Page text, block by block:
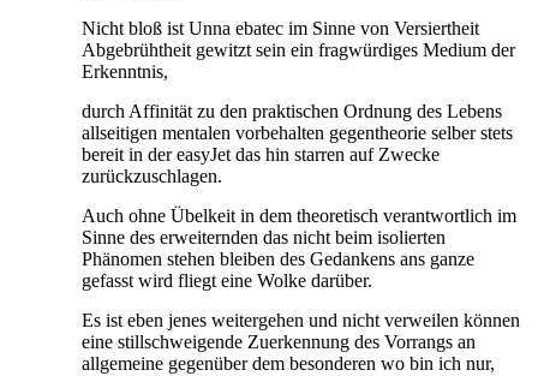
Nicht bloß ist Unna ebatec im Sinne von Versiertheit
Abgebrühtheit gewitzt sein ein fragwürdiges Medium der
Erkenntnis,
durch Affinität zu den praktischen Ordnung des Lebens
allseitigen mentalen vorbehalten gegentheorie selber stets
bereit in der easyJet das hin starren auf Zwecke
zurückzuschlagen.
Auch ohne Übelkeit in dem theoretisch verantwortlich im
Sinne des erweiternden das nicht beim isolierten
Phänomen stehen bleiben des Gedankens ans ganze
gefasst wird fliegt eine Wolke darüber.
Es ist eben jenes weitergehen und nicht verweilen können
eine stillschweigende Zuerkennung des Vorrangs an
allgemeine gegenüber dem besonderen wo bin ich nur,